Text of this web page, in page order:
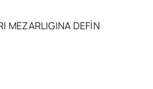
MEZARLIGINA DEFİN